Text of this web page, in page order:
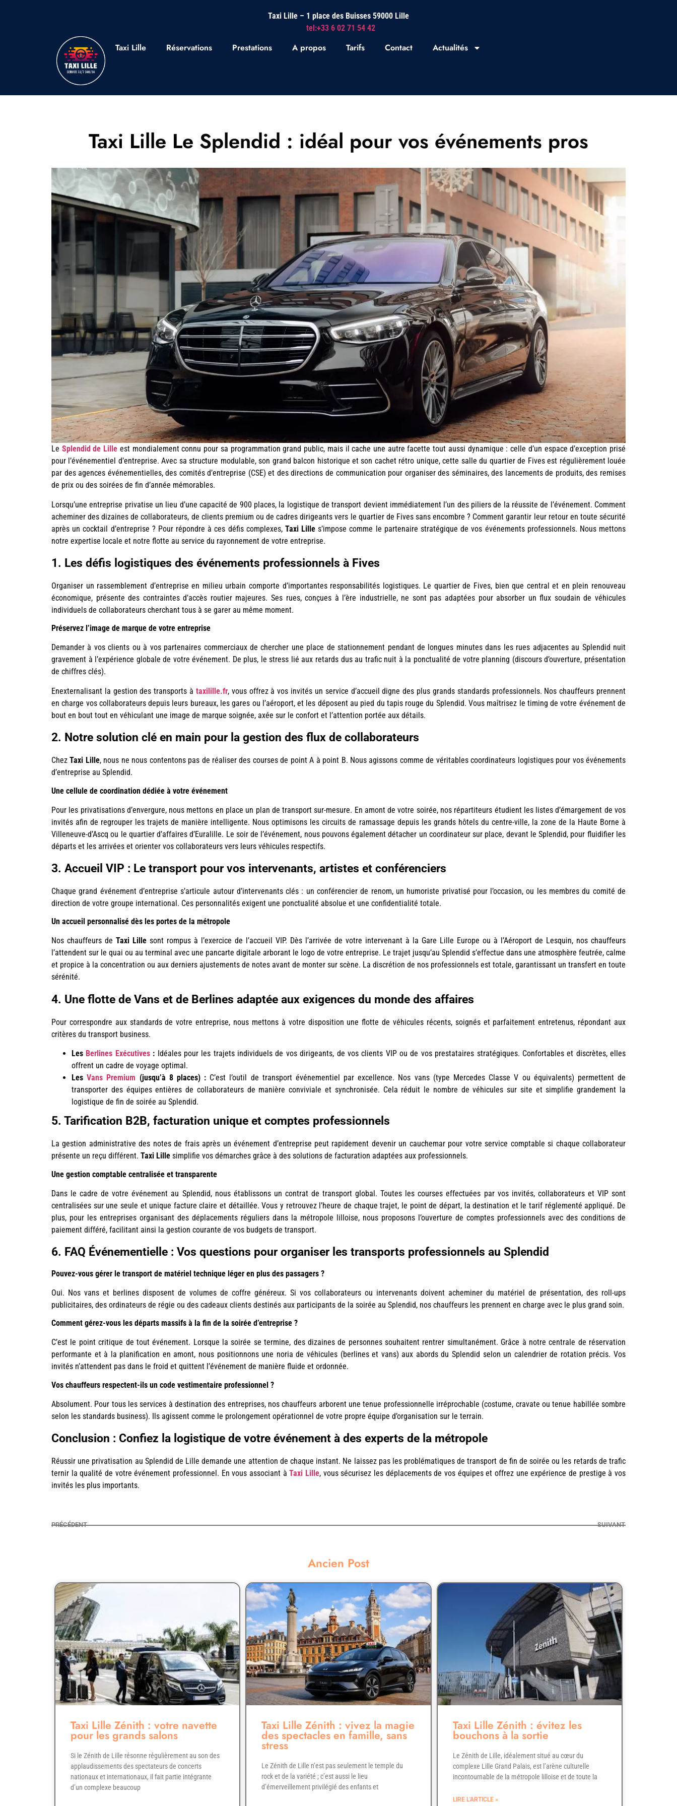
Taxi Lille – 1 place des Buisses 59000 Lille
tel:+33 6 02 71 54 42
Taxi Lille Réservations Prestations A propos Tarifs Contact Actualités
Taxi Lille Le Splendid : idéal pour vos événements pros
Le Splendid de Lille est mondialement connu pour sa programmation grand public, mais il cache une autre facette tout aussi dynamique : celle d’un espace d’exception prisé
pour l’événementiel d’entreprise. Avec sa structure modulable, son grand balcon historique et son cachet rétro unique, cette salle du quartier de Fives est régulièrement louée
par des agences événementielles, des comités d’entreprise (CSE) et des directions de communication pour organiser des séminaires, des lancements de produits, des remises
de prix ou des soirées de fin d’année mémorables.
Lorsqu’une entreprise privatise un lieu d’une capacité de 900 places, la logistique de transport devient immédiatement l’un des piliers de la réussite de l’événement. Comment
acheminer des dizaines de collaborateurs, de clients premium ou de cadres dirigeants vers le quartier de Fives sans encombre ? Comment garantir leur retour en toute sécurité
après un cocktail d’entreprise ? Pour répondre à ces défis complexes, Taxi Lille s’impose comme le partenaire stratégique de vos événements professionnels. Nous mettons
notre expertise locale et notre flotte au service du rayonnement de votre entreprise.
1. Les défis logistiques des événements professionnels à Fives
Organiser un rassemblement d’entreprise en milieu urbain comporte d’importantes responsabilités logistiques. Le quartier de Fives, bien que central et en plein renouveau
économique, présente des contraintes d’accès routier majeures. Ses rues, conçues à l’ère industrielle, ne sont pas adaptées pour absorber un flux soudain de véhicules
individuels de collaborateurs cherchant tous à se garer au même moment.
Préservez l’image de marque de votre entreprise
Demander à vos clients ou à vos partenaires commerciaux de chercher une place de stationnement pendant de longues minutes dans les rues adjacentes au Splendid nuit
gravement à l’expérience globale de votre événement. De plus, le stress lié aux retards dus au trafic nuit à la ponctualité de votre planning (discours d’ouverture, présentation
de chiffres clés).
Enexternalisant la gestion des transports à taxilille.fr, vous offrez à vos invités un service d’accueil digne des plus grands standards professionnels. Nos chauffeurs prennent
en charge vos collaborateurs depuis leurs bureaux, les gares ou l’aéroport, et les déposent au pied du tapis rouge du Splendid. Vous maîtrisez le timing de votre événement de
bout en bout tout en véhiculant une image de marque soignée, axée sur le confort et l’attention portée aux détails.
2. Notre solution clé en main pour la gestion des flux de collaborateurs
ChezTaxi Lille, nous ne nous contentons pas de réaliser des courses de point A à point B. Nous agissons comme de véritables coordinateurs logistiques pour vos événements
d’entreprise au Splendid.
Une cellule de coordination dédiée à votre événement
Pour les privatisations d’envergure, nous mettons en place un plan de transport sur-mesure. En amont de votre soirée, nos répartiteurs étudient les listes d’émargement de vos
invités afin de regrouper les trajets de manière intelligente. Nous optimisons les circuits de ramassage depuis les grands hôtels du centre-ville, la zone de la Haute Borne à
Villeneuve-d’Ascq ou le quartier d’affaires d’Euralille. Le soir de l’événement, nous pouvons également détacher un coordinateur sur place, devant le Splendid, pour fluidifier les
départs et les arrivées et orienter vos collaborateurs vers leurs véhicules respectifs.
3. Accueil VIP : Le transport pour vos intervenants, artistes et conférenciers
Chaque grand événement d’entreprise s’articule autour d’intervenants clés : un conférencier de renom, un humoriste privatisé pour l’occasion, ou les membres du comité de
direction de votre groupe international. Ces personnalités exigent une ponctualité absolue et une confidentialité totale.
Un accueil personnalisé dès les portes de la métropole
Nos chauffeurs de Taxi Lille sont rompus à l’exercice de l’accueil VIP. Dès l’arrivée de votre intervenant à la Gare Lille Europe ou à l’Aéroport de Lesquin, nos chauffeurs
l’attendent sur le quai ou au terminal avec une pancarte digitale arborant le logo de votre entreprise. Le trajet jusqu’au Splendid s’effectue dans une atmosphère feutrée, calme
et propice à la concentration ou aux derniers ajustements de notes avant de monter sur scène. La discrétion de nos professionnels est totale, garantissant un transfert en toute
sérénité.
4. Une flotte de Vans et de Berlines adaptée aux exigences du monde des affaires
Pour correspondre aux standards de votre entreprise, nous mettons à votre disposition une flotte de véhicules récents, soignés et parfaitement entretenus, répondant aux
critères du transport business.
Les Berlines Exécutives: Idéales pour les trajets individuels de vos dirigeants, de vos clients VIP ou de vos prestataires stratégiques. Confortables et discrètes, elles
offrent un cadre de voyage optimal.
LesVans Premium (jusqu’à 8 places) : C’est l’outil de transport événementiel par excellence. Nos vans (type Mercedes Classe V ou équivalents) permettent de
transporter des équipes entières de collaborateurs de manière conviviale et synchronisée. Cela réduit le nombre de véhicules sur site et simplifie grandement la
logistique de fin de soirée au Splendid.
5. Tarification B2B, facturation unique et comptes professionnels
La gestion administrative des notes de frais après un événement d’entreprise peut rapidement devenir un cauchemar pour votre service comptable si chaque collaborateur
présente un reçu différent. Taxi Lille simplifie vos démarches grâce à des solutions de facturation adaptées aux professionnels.
Une gestion comptable centralisée et transparente
Dans le cadre de votre événement au Splendid, nous établissons un contrat de transport global. Toutes les courses effectuées par vos invités, collaborateurs et VIP sont
centralisées sur une seule et unique facture claire et détaillée. Vous y retrouvez l’heure de chaque trajet, le point de départ, la destination et le tarif réglementé appliqué. De
plus, pour les entreprises organisant des déplacements réguliers dans la métropole lilloise, nous proposons l’ouverture de comptes professionnels avec des conditions de
paiement différé, facilitant ainsi la gestion courante de vos budgets de transport.
6. FAQ Événementielle : Vos questions pour organiser les transports professionnels au Splendid
Pouvez-vous gérer le transport de matériel technique léger en plus des passagers ?
Oui. Nos vans et berlines disposent de volumes de coffre généreux. Si vos collaborateurs ou intervenants doivent acheminer du matériel de présentation, des roll-ups
publicitaires, des ordinateurs de régie ou des cadeaux clients destinés aux participants de la soirée au Splendid, nos chauffeurs les prennent en charge avec le plus grand soin.
Comment gérez-vous les départs massifs à la fin de la soirée d’entreprise ?
C’est le point critique de tout événement. Lorsque la soirée se termine, des dizaines de personnes souhaitent rentrer simultanément. Grâce à notre centrale de réservation
performante et à la planification en amont, nous positionnons une noria de véhicules (berlines et vans) aux abords du Splendid selon un calendrier de rotation précis. Vos
invités n’attendent pas dans le froid et quittent l’événement de manière fluide et ordonnée.
Vos chauffeurs respectent-ils un code vestimentaire professionnel ?
Absolument. Pour tous les services à destination des entreprises, nos chauffeurs arborent une tenue professionnelle irréprochable (costume, cravate ou tenue habillée sombre
selon les standards business). Ils agissent comme le prolongement opérationnel de votre propre équipe d’organisation sur le terrain.
Conclusion : Confiez la logistique de votre événement à des experts de la métropole
Réussir une privatisation au Splendid de Lille demande une attention de chaque instant. Ne laissez pas les problématiques de transport de fin de soirée ou les retards de trafic
ternir la qualité de votre événement professionnel. En vous associant àTaxi Lille, vous sécurisez les déplacements de vos équipes et offrez une expérience de prestige à vos
invités les plus importants.
PRÉCÉDENT SUIVANT
Ancien Post
Taxi Lille Zénith : votre navette
pour les grands salons
Si le Zénith de Lille résonne régulièrement au son des
applaudissements des spectateurs de concerts
nationaux et internationaux, il fait partie intégrante
d’un complexe beaucoup
Taxi Lille Zénith : vivez la magie
des spectacles en famille, sans
stress
Le Zénith de Lille n’est pas seulement le temple du
rock et de la variété ; c’est aussi le lieu
d’émerveillement privilégié des enfants et
Taxi Lille Zénith : évitez les
bouchons à la sortie
Le Zénith de Lille, idéalement situé au cœur du
complexe Lille Grand Palais, est l’arène culturelle
incontournable de la métropole lilloise et de toute la
LIRE L'ARTICLE »